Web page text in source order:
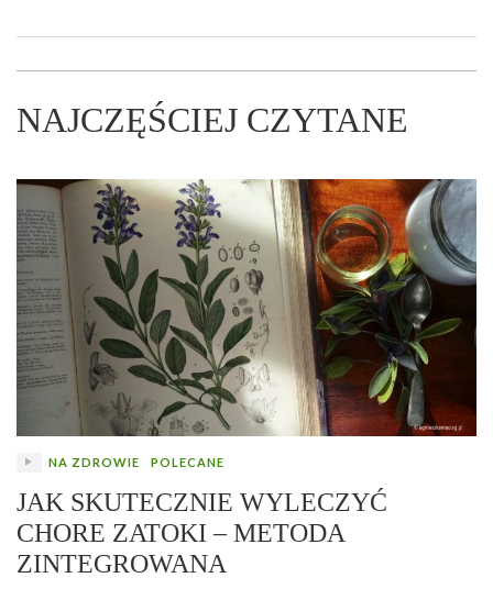
NAJCZĘŚCIEJ CZYTANE
NA ZDROWIE POLECANE
JAK SKUTECZNIE WYLECZYĆ
CHORE ZATOKI – METODA
ZINTEGROWANA